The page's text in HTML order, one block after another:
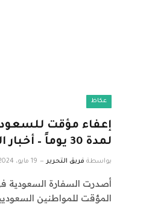
عكاظ
إعفاء مؤقت
لمدة 30 يوماً – أخبار السعودية
بواسطة فريق التحرير 19 مايو، 2024
أصدرت السفارة السعودية في
المؤقت للمواطنين